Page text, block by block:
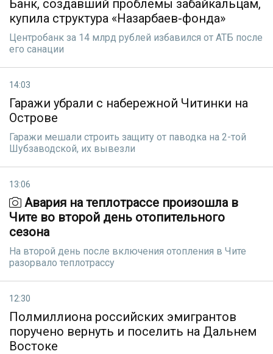
Банк, создавший проблемы забайкальцам,
купила структура «Назарбаев-фонда»
Центробанк за 14 млрд рублей избавился от АТБ после
его санации
14:03
Гаражи убрали с набережной Читинки на
Острове
Гаражи мешали строить защиту от паводка на 2-той
Шубзаводской, их вывезли
13:06
Авария на теплотрассе произошла в
Чите во второй день отопительного
сезона
На второй день после включения отопления в Чите
разорвало теплотрассу
12:30
Полмиллиона российских эмигрантов
поручено вернуть и поселить на Дальнем
Востоке